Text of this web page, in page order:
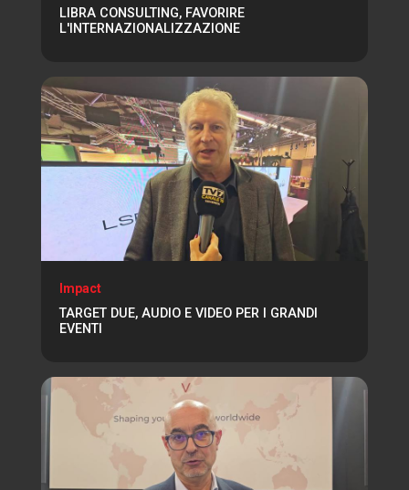
LIBRA CONSULTING, FAVORIRE
L'INTERNAZIONALIZZAZIONE
Impact
TARGET DUE, AUDIO E VIDEO PER I GRANDI
EVENTI